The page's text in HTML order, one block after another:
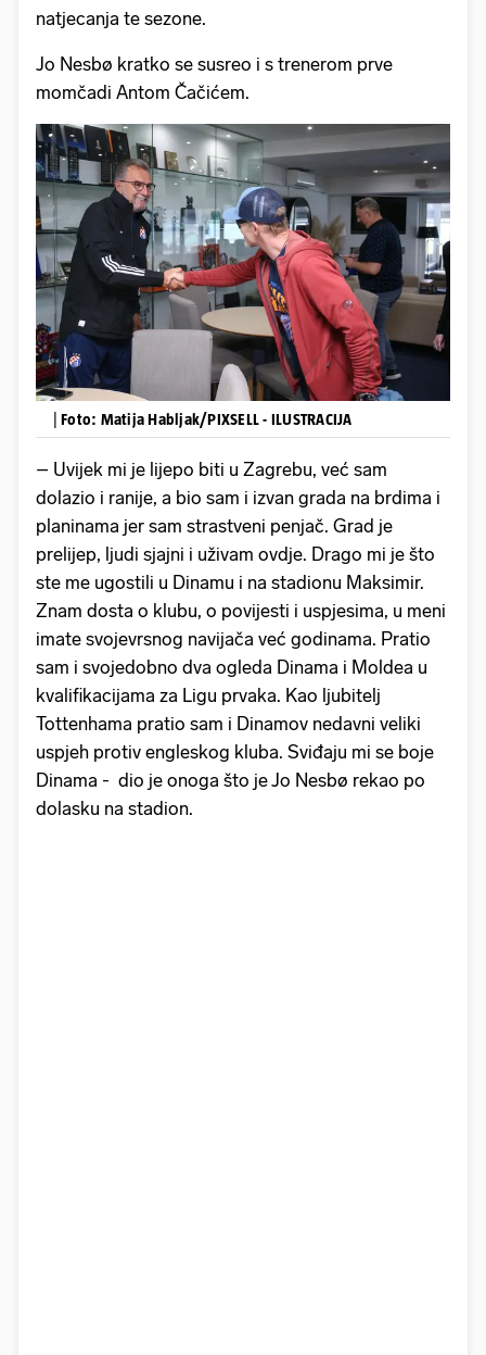
natjecanja te sezone.
Jo Nesbø kratko se susreo i s trenerom prve
momčadi Antom Čačićem.
Foto: Matija Habljak/PIXSELL - ILUSTRACIJA
– Uvijek mi je lijepo biti u Zagrebu, već sam
dolazio i ranije, a bio sam i izvan grada na brdima i
planinama jer sam strastveni penjač. Grad je
prelijep, ljudi sjajni i uživam ovdje. Drago mi je što
ste me ugostili u Dinamu i na stadionu Maksimir.
Znam dosta o klubu, o povijesti i uspjesima, u meni
imate svojevrsnog navijača već godinama. Pratio
sam i svojedobno dva ogleda Dinama i Moldea u
kvalifikacijama za Ligu prvaka. Kao ljubitelj
Tottenhama pratio sam i Dinamov nedavni veliki
uspjeh protiv engleskog kluba. Sviđaju mi se boje
Dinama - dio je onoga što je Jo Nesbø rekao po
dolasku na stadion.